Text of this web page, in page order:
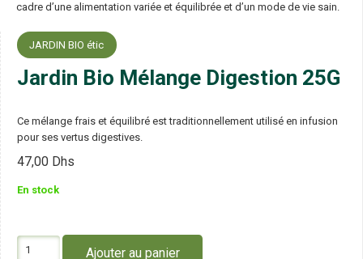
cadre d’une alimentation variée et équilibrée et d’un mode de vie sain.
JARDIN BIO étic
Jardin Bio Mélange Digestion 25G
Ce mélange frais et équilibré est traditionnellement utilisé en infusion
pour ses vertus digestives.
47,00 Dhs
En stock
Ajouter au panier